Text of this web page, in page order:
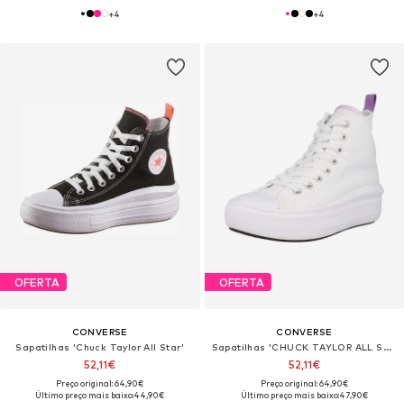
+4 +4
OFERTA
CONVERSE
Sapatilhas 'Chuck Taylor All Star'
52,11€
Preço original: 64,90€
Último preço mais baixo:44,90€
OFERTA
CONVERSE
Sapatilhas 'CHUCK TAYLOR ALL STAR MOVE PLATFORM'
52,11€
Preço original: 64,90€
Último preço mais baixo:47,90€